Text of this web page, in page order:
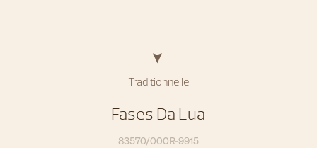
Traditionnelle
Fases Da Lua
83570/000R-9915